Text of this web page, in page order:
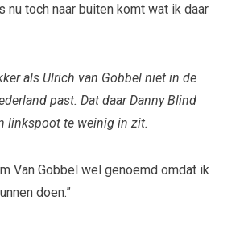
nu toch naar buiten komt wat ik daar
als Ulrich van Gobbel niet in de
past. Dat daar Danny Blind
linkspoot te weinig in zit.
Van Gobbel wel genoemd omdat ik
doen.”